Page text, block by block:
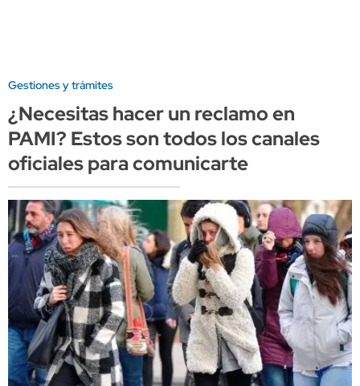
Gestiones y trámites
¿Necesitas hacer un reclamo en
PAMI? Estos son todos los canales
oficiales para comunicarte